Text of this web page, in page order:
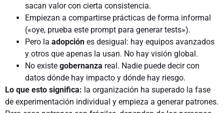
sacan valor con cierta consistencia.
Empiezan a compartirse prácticas de forma informal
(«oye, prueba este prompt para generar tests»).
Pero la adopción es desigual: hay equipos avanzados
y otros que apenas la usan. No hay visión global.
No existe gobernanza real. Nadie puede decir con
datos dónde hay impacto y dónde hay riesgo.
Lo que esto significa: la organización ha superado la fase
de experimentación individual y empieza a generar patrones.